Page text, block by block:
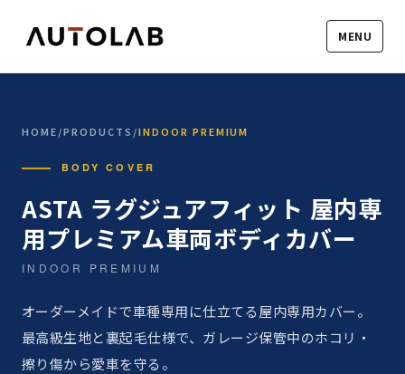
MENU
HOME/PRODUCTS /INDOOR PREMIUM
BODY COVER
ASTA ラグジュアフィット 屋内専
用プレミアム車両ボディカバー
INDOOR PREMIUM
オーダーメイドで車種専用に仕立てる屋内専用カバー。
最高級生地と裏起毛仕様で、ガレージ保管中のホコリ・
擦り傷から愛車を守る。